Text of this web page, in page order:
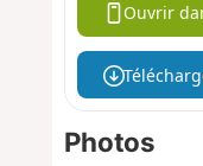
Ouvrir
Photos